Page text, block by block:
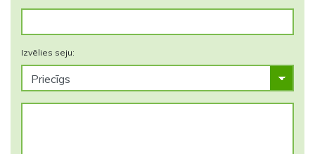
Izvēlies seju: